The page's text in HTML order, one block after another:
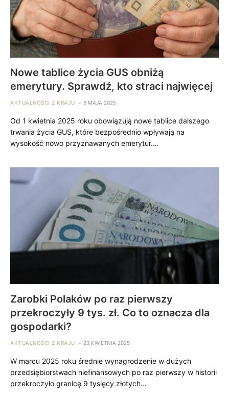
Nowe tablice życia GUS obniżą
emerytury. Sprawdź, kto straci najwięcej
AKTUALNOŚCI Z KRAJU 9 MAJA 2025
Od 1 kwietnia 2025 roku obowiązują nowe tablice dalszego
trwania życia GUS, które bezpośrednio wpływają na
wysokość nowo przyznawanych emerytur.…
Zarobki Polaków po raz pierwszy
przekroczyły 9 tys. zł. Co to oznacza dla
gospodarki?
AKTUALNOŚCI Z KRAJU 23 KWIETNIA 2025
W marcu 2025 roku średnie wynagrodzenie w dużych
przedsiębiorstwach niefinansowych po raz pierwszy w historii
przekroczyło granicę 9 tysięcy złotych…